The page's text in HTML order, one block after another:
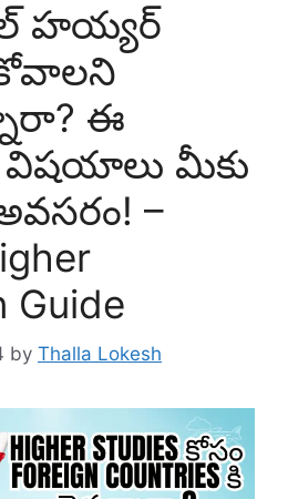
హయ్యర్
ఈ
మీకు
–
Guide
by Thalla Lokesh